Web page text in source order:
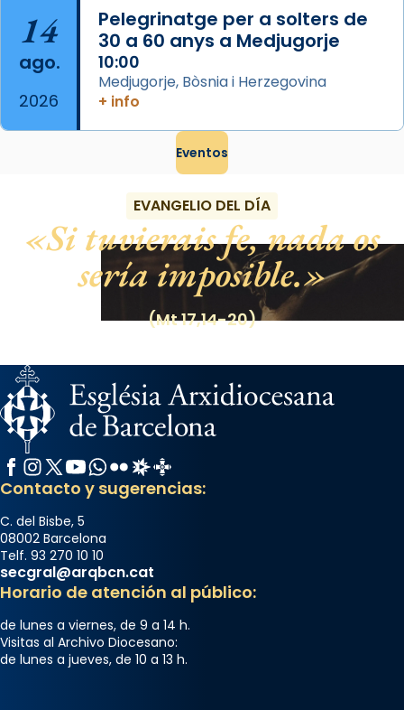
14
ago.
2026
Pelegrinatge per a solters de
30 a 60 anys a Medjugorje
10:00
Medjugorje, Bòsnia i Herzegovina
+ info
Eventos
EVANGELIO DEL DÍA
Si tuvierais fe, nada os
sería imposible.
(Mt 17,14-20)
Facebook
Instagram
X / Twitter
YouTube
WhatsApp
FlickrRadio Estel
Catalunya Cristiana
Contacto y sugerencias:
C. del Bisbe, 5
08002 Barcelona
Telf. 93 270 10 10
secgral@arqbcn.cat
Horario de atención al público:
de lunes a viernes, de 9 a 14 h.
Visitas al Archivo Diocesano:
de lunes a jueves, de 10 a 13 h.